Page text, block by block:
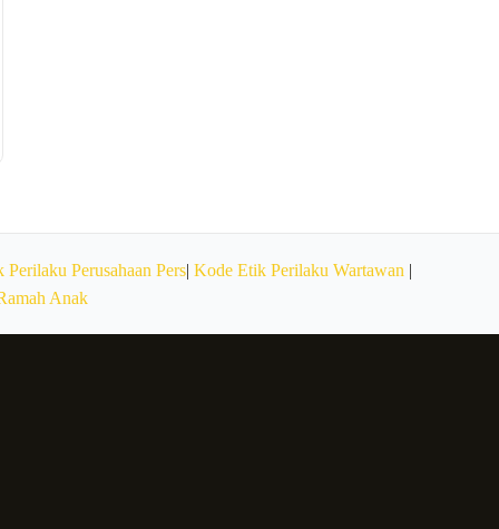
Perusahaan Pers| Kode Etik Perilaku Wartawan |
Anak